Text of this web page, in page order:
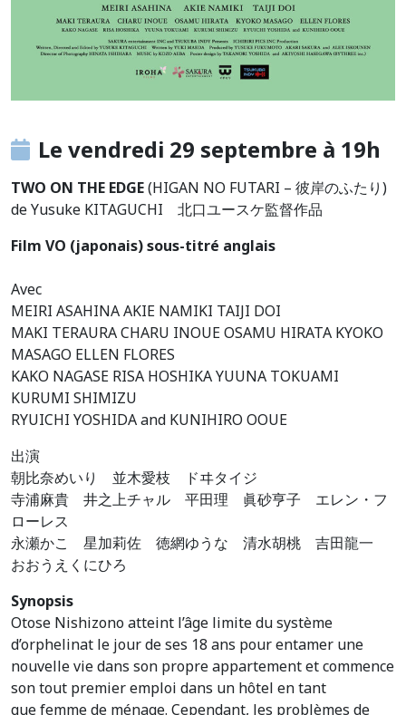
Le vendredi 29 septembre à 19h
TWO ON THE EDGE(HIGAN NO FUTARI – 彼岸のふたり)
de Yusuke KITAGUCHI 北口ユースケ監督作品
Film VO (japonais) sous-titré anglais
Avec
MEIRI ASAHINA AKIE NAMIKI TAIJI DOI
MAKI TERAURA CHARU INOUE OSAMU HIRATA KYOKO
MASAGO ELLEN FLORES
KAKO NAGASE RISA HOSHIKA YUUNA TOKUAMI
KURUMI SHIMIZU
RYUICHI YOSHIDA and KUNIHIRO OOUE
出演
朝比奈めいり 並木愛枝 ドヰタイジ
寺浦麻貴 井之上チャル 平田理 眞砂亨子 エレン・フ
ローレス
永瀬かこ 星加莉佐 徳網ゆうな 清水胡桃 吉田龍一
おおうえくにひろ
Synopsis
Otose Nishizono atteint l’âge limite du système
d’orphelinat le jour de ses 18 ans pour entamer une
nouvelle vie dans son propre appartement et commence
son tout premier emploi dans un hôtel en tant
que femme de ménage. Cependant, les problèmes de